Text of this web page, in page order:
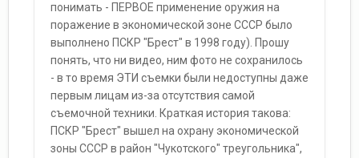
понимать - ПЕРВОЕ применение оружия на
поражение в экономической зоне СССР было
выполнено ПСКР "Брест" в 1998 году). Прошу
понять, что ни видео, ним фото не сохранилось
- в то время ЭТИ съемки были недоступны даже
первым лицам из-за отсутствия самой
съемочной техники. Краткая история такова:
ПСКР "Брест" вышел на охрану экономической
зоны СССР в район "Чукотского" треугольника",